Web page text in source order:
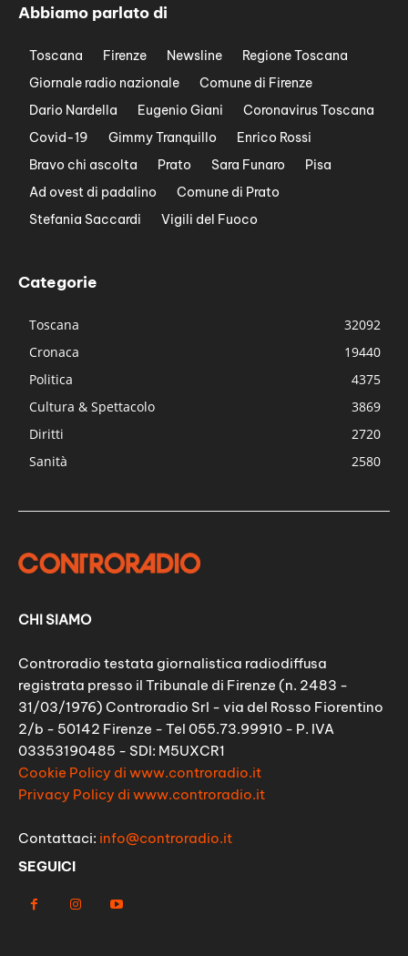
Abbiamo parlato di
Toscana Firenze Newsline
Regione Toscana
Giornale radio nazionale
Comune di Firenze
Dario Nardella
Eugenio Giani
Coronavirus Toscana
Covid-19
Gimmy Tranquillo
Enrico Rossi
Bravo chi ascolta
Prato Sara Funaro
Pisa
Ad ovest di padalino
Comune di Prato
Stefania Saccardi
Vigili del Fuoco
Categorie
Toscana
32092
Cronaca
19440
Politica
4375
Cultura & Spettacolo
3869
Diritti
2720
Sanità
2580
CHI SIAMO
Controradio testata giornalistica radiodiffusa
registrata presso il Tribunale di Firenze (n. 2483 -
31/03/1976) Controradio Srl - via del Rosso Fiorentino
2/b - 50142 Firenze - Tel 055.73.99910 - P. IVA
03353190485 - SDI: M5UXCR1
Cookie Policy di www.controradio.it
Privacy Policy di www.controradio.it
Contattaci: info@controradio.it
SEGUICI